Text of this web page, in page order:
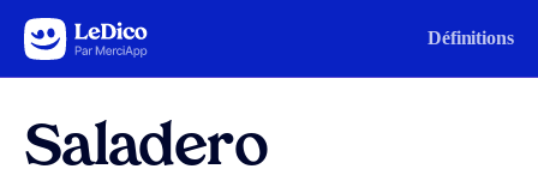
Aller au contenu Définitions
Saladero